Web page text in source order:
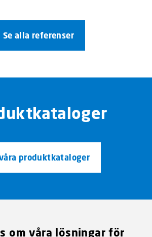
Se alla referenser
produktkataloger
om våra lösningar för